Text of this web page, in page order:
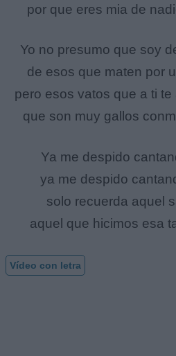
por que eres mia de
Yo no presumo que soy
de esos que maten por
pero esos vatos que a ti
que son muy gallos
Ya me despido
ya me despido
solo recuerda aquel
aquel que hicimos esa
Vídeo con letra